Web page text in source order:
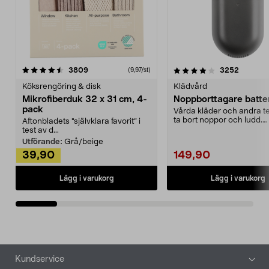
3809recensioner (9,97/st)
Köksrengöring & disk
Mikrofiberduk 32 x 31 cm, 4-
pack
Aftonbladets "självklara favorit” i
test av d...
Utförande: Grå/beige
39,90
Lägg i varukorg
4.0av 5 stjärnor 3252
Klädvård
Noppborttagare
Vårda kläder och andra
ta bort noppor och ludd.
149,90
Lägg i varukorg
4.5av 5 stjärnor
Sidfot
Kundservice